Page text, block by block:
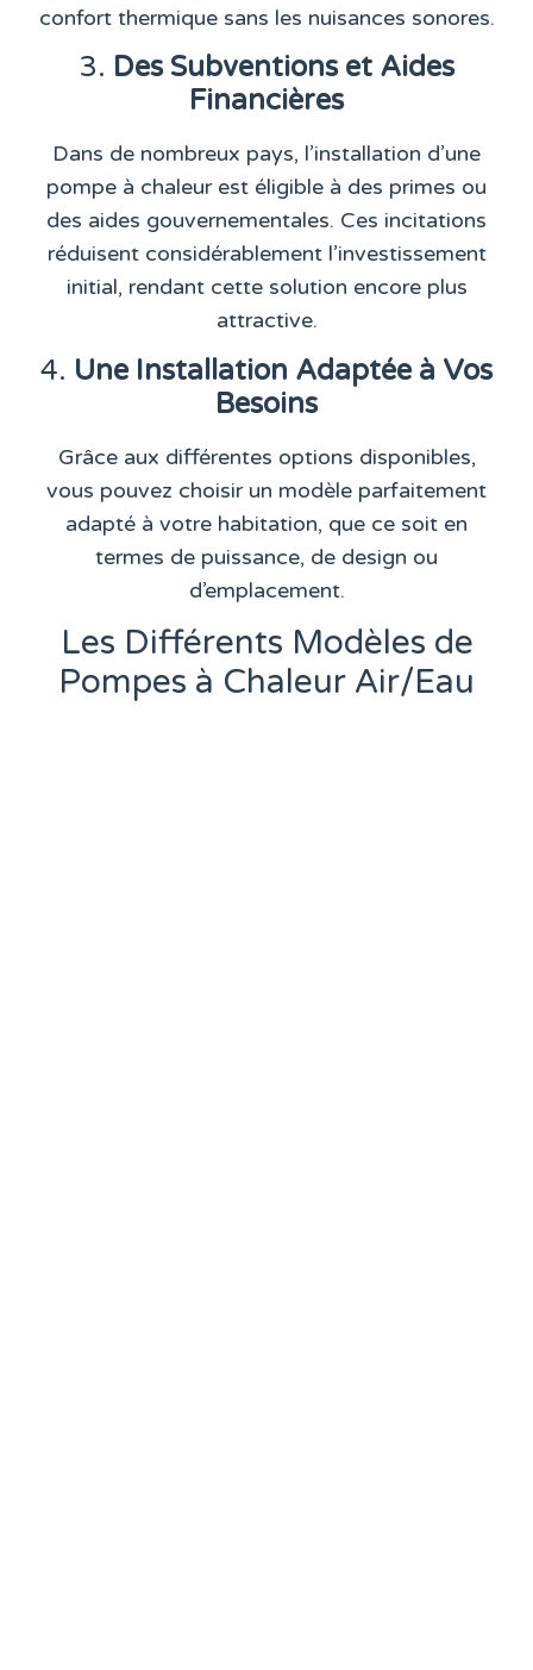
confort thermique sans les nuisances sonores.
3. Des Subventions et Aides
Financières
Dans de nombreux pays, l’installation d’une
pompe à chaleur est éligible à des primes ou
des aides gouvernementales. Ces incitations
réduisent considérablement l’investissement
initial, rendant cette solution encore plus
attractive.
4. Une Installation Adaptée à Vos
Besoins
Grâce aux différentes options disponibles,
vous pouvez choisir un modèle parfaitement
adapté à votre habitation, que ce soit en
termes de puissance, de design ou
d’emplacement.
Les Différents Modèles de
Pompes à Chaleur Air/Eau